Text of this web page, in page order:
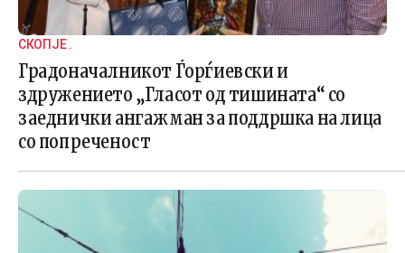
СКОПЈЕ .
Градоначалникот Ѓорѓиевски и
здружението „Гласот од тишината“ со
заеднички ангажман за поддршка на лица
со попреченост